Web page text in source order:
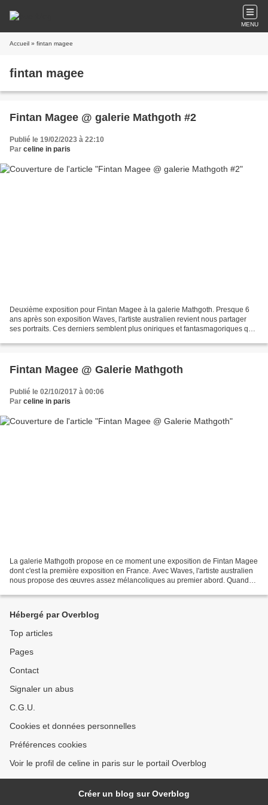
MENU
Accueil » fintan magee
fintan magee
Fintan Magee @ galerie Mathgoth #2
Publié le 19/02/2023 à 22:10
Par celine in paris
Deuxième exposition pour Fintan Magee à la galerie Mathgoth. Presque 6
ans après son exposition Waves, l'artiste australien revient nous partager
ses portraits. Ces derniers semblent plus oniriques et fantasmagoriques que
Fintan Magee @ Galerie Mathgoth
Publié le 02/10/2017 à 00:06
Par celine in paris
La galerie Mathgoth propose en ce moment une exposition de Fintan Magee
dont c'est la première exposition en France. Avec Waves, l'artiste australien
nous propose des œuvres assez mélancoliques au premier abord. Quand
Hébergé par Overblog
Top articles
Pages
Contact
Signaler un abus
C.G.U.
Cookies et données personnelles
Préférences cookies
Voir le profil de celine in paris sur le portail Overblog
Créer un blog sur Overblog